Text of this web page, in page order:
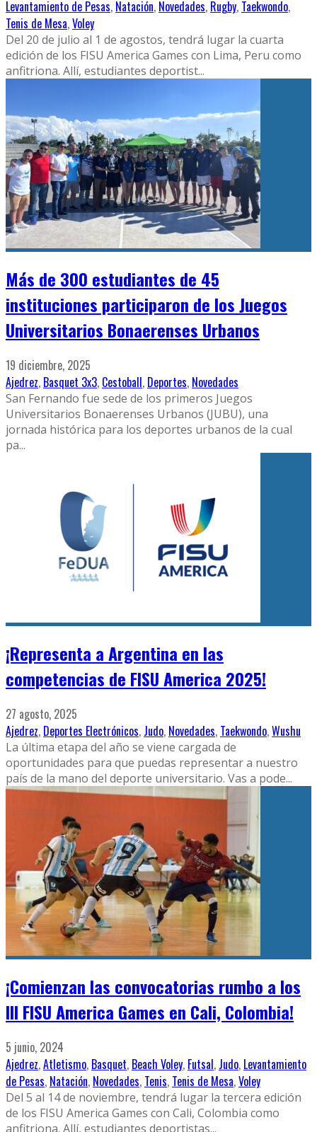
Levantamiento de Pesas, Natación, Novedades, Rugby, Taekwondo,
Tenis de Mesa,Voley
Del 20 de julio al 1 de agostos, tendrá lugar la cuarta
edición de los FISU America Games con Lima, Peru como
anfitriona. Allí, estudiantes deportist...
Más de 300 estudiantes de 45
instituciones participaron de los Juegos
Universitarios Bonaerenses Urbanos
19 diciembre, 2025
Ajedrez, Basquet 3x3, Cestoball, Deportes, Novedades
San Fernando fue sede de los primeros Juegos
Universitarios Bonaerenses Urbanos (JUBU), una
jornada histórica para los deportes urbanos de la cual
pa...
¡Representa a Argentina en las
competencias de FISU America 2025!
27 agosto, 2025
Ajedrez, Deportes Electrónicos, Judo, Novedades, Taekwondo,Wushu
La última etapa del año se viene cargada de
oportunidades para que puedas representar a nuestro
país de la mano del deporte universitario. Vas a pode...
¡Comienzan las convocatorias rumbo a los
III FISU America Games en Cali, Colombia!
5 junio, 2024
Ajedrez,Atletismo, Basquet, Beach Voley, Futsal, Judo, Levantamiento
de Pesas, Natación, Novedades, Tenis, Tenis de Mesa,Voley
Del 5 al 14 de noviembre, tendrá lugar la tercera edición
de los FISU America Games con Cali, Colombia como
anfitriona. Allí, estudiantes deportistas...